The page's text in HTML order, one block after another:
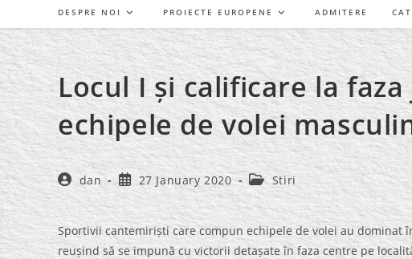
DESPRE NOI PROIECTE EUROPENE ADMITERE
Locul I și calificare la
echipele de volei
Post
author:
dan
Post
published:
27 January 2020
Post
category:
Stiri
Sportivii cantemiriști care compun echipele de volei au dominat
reușind să se impună cu victorii detașate în faza centre pe